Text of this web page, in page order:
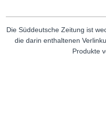
Die Süddeutsche Zeitung ist
die darin enthaltenen
Produkte